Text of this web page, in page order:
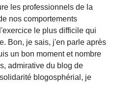
les professionnels de la
nos comportements
le plus difficile qui
Bon, je sais, j'en parle après
un bon moment et nombre
admirative du blog de
blogosphérial, je